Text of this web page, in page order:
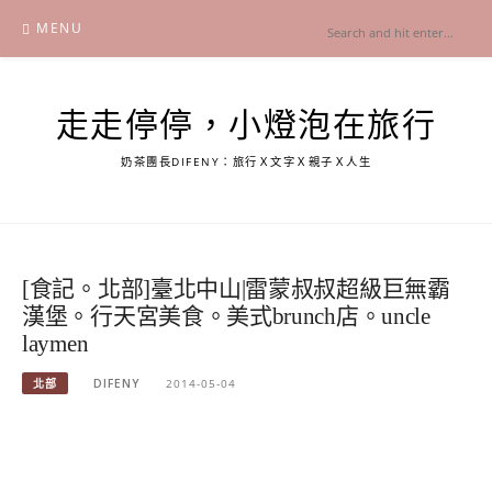
content
MENU
走走停停，小燈泡在旅行
奶茶團長DIFENY：旅行Ｘ文字Ｘ親子Ｘ人生
[食記。北部]臺北中山|雷蒙叔叔超級巨無霸
漢堡。行天宮美食。美式brunch店。uncle
laymen
北部 DIFENY 2014-05-04